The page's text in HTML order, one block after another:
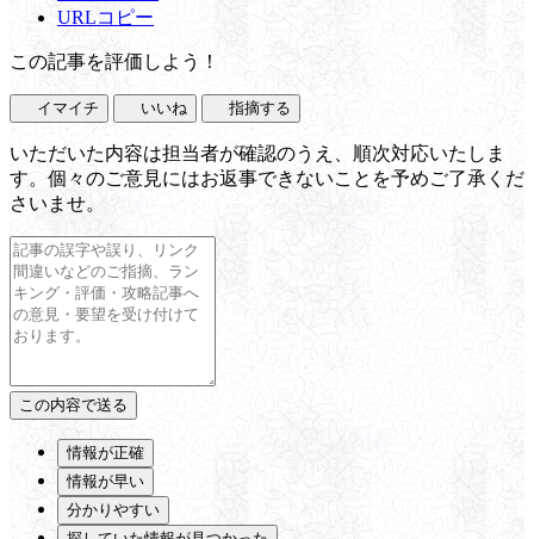
URLコピー
この記事を評価しよう！
イマイチ いいね 指摘する
いただいた内容は担当者が確認のうえ、順次対応いたしま
す。個々のご意見にはお返事できないことを予めご了承くだ
さいませ。
情報が正確
情報が早い
分かりやすい